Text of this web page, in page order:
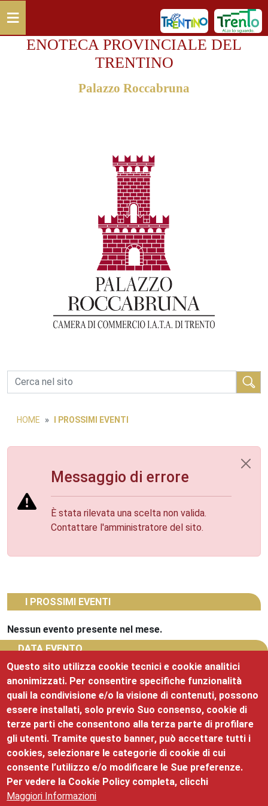
≡
ENOTECA PROVINCIALE DEL
TRENTINO
Palazzo Roccabruna
Cerca
HOME I PROSSIMI EVENTI
Messaggio di errore
È stata rilevata una scelta non valida.
Contattare l'amministratore del sito.
I PROSSIMI EVENTI
Nessun evento presente nel mese.
DATA EVENTO
CERCA
Questo sito utilizza cookie tecnici e cookie analitici
anonimizzati. Per consentire specifiche funzionalità
quali la condivisione e/o la visione di contenuti, possono
essere installati, solo previo Suo consenso, cookie di
terze parti che consentono alla terza parte di profilare
gli utenti. Tramite questo banner, può accettare tutti i
cookies, selezionare le categorie di cookie di cui
consente l’utilizzo e/o modificare le Sue preferenze.
Per vedere la Cookie Policy completa, clicchi
Maggiori Informazioni